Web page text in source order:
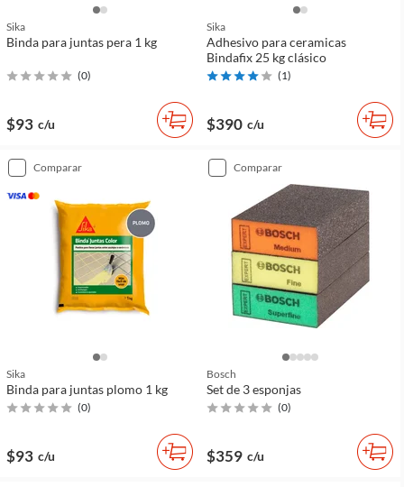
Sika
Binda para juntas pera 1 kg
(0)
$93 c/u
Sika
Adhesivo para ceramicas
Bindafix 25 kg clásico
(1)
$390 c/u
comparar
Sika
Binda para juntas plomo 1 kg
(0)
$93 c/u
comparar
Bosch
Set de 3 esponjas
(0)
$359 c/u